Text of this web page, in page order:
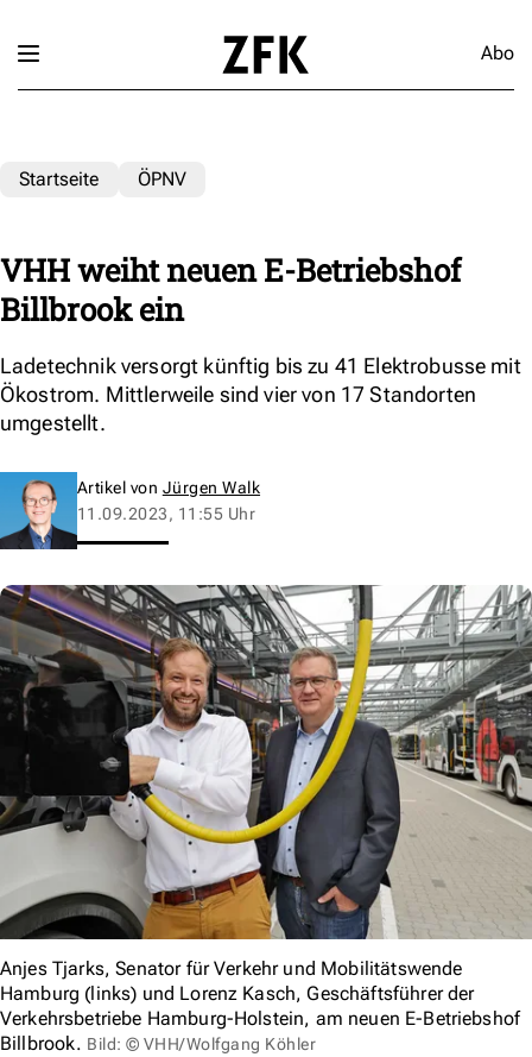
Abo
Startseite ÖPNV
VHH weiht neuen E-Betriebshof
Billbrook ein
Ladetechnik versorgt künftig bis zu 41 Elektrobusse mit
Ökostrom. Mittlerweile sind vier von 17 Standorten
umgestellt.
Artikel von Jürgen Walk
11.09.2023, 11:55 Uhr
Anjes Tjarks, Senator für Verkehr und Mobilitätswende
Hamburg (links) und Lorenz Kasch, Geschäftsführer der
Verkehrsbetriebe Hamburg-Holstein, am neuen E-Betriebshof
Billbrook. Bild: © VHH/Wolfgang Köhler